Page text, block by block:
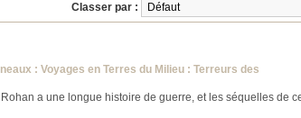
Classer par :
: Voyages en Terres du Milieu : Terreurs des
a une longue histoire de guerre, et les séquelles de